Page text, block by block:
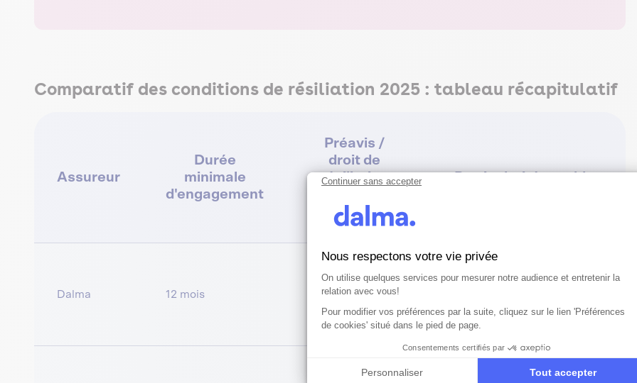
Comparatif des conditions de résiliation 2025 : tableau récapitulatif
Assureur
Durée
minimale
d'engagement
Préavis /
droit de
résiliation
l'assuré)
Particularité notable
Dalma 12 mois
1 mois à partir du
Résiliation anticipée possible
métropole)
1 mois après la
Continuer sans accepter
Nous respectons votre vie privée
Plateforme de Gestion du
On utilise quelques services pour mesurer notre audience et entretenir la
relation avec vous!
Pour modifier vos préférences par la suite, cliquez sur le lien 'Préférences
de cookies' situé dans le pied de page.
Consentements certifiés par
Personnaliser Tout accepter